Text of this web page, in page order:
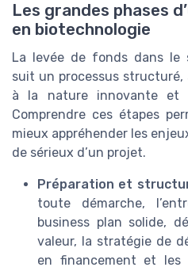
Les grandes phases
en biotechnologie
La levée de fonds dans le
suit un processus structuré,
à la nature innovante et
Comprendre ces étapes
mieux appréhender les
de sérieux d’un projet.
Préparation et
toute démarche,
business plan solide,
valeur, la stratégie de
en financement et les